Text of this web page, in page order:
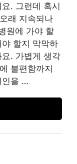
. 그런데 혹시
래 지속되나
원에 가야 할
할지 막막하
. 가볍게 생각
불편함까지
인을 …